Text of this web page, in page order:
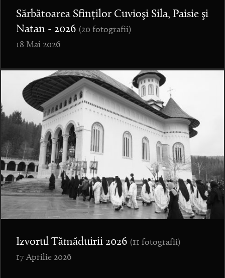
Sărbătoarea Sfinților Cuvioşi Sila, Paisie şi
Natan - 2026 (20 fotografii)
18 Mai 2026
Izvorul Tămăduirii 2026 (11 fotografii)
17 Aprilie 2026